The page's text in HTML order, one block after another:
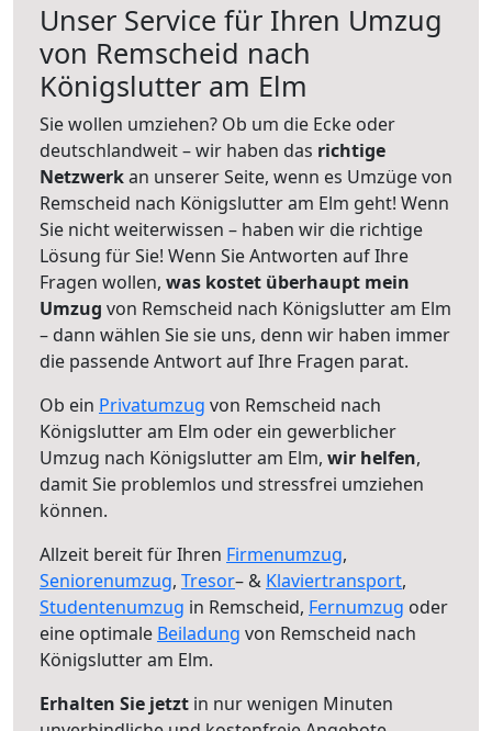
Unser Service für Ihren Umzug
von Remscheid nach
Königslutter am Elm
Sie wollen umziehen? Ob um die Ecke oder
deutschlandweit – wir haben das richtige
Netzwerkan unserer Seite, wenn es Umzüge von
Remscheid nach Königslutter am Elm geht! Wenn
Sie nicht weiterwissen – haben wir die richtige
Lösung für Sie! Wenn Sie Antworten auf Ihre
Fragen wollen, was kostet überhaupt mein
Umzug von Remscheid nach Königslutter am Elm
– dann wählen Sie sie uns, denn wir haben immer
die passende Antwort auf Ihre Fragen parat.
Ob ein Privatumzug von Remscheid nach
Königslutter am Elm oder ein gewerblicher
Umzug nach Königslutter am Elm, wir helfen,
damit Sie problemlos und stressfrei umziehen
können.
Allzeit bereit für Ihren Firmenumzug,
Seniorenumzug, Tresor– & Klaviertransport,
Studentenumzug in Remscheid, Fernumzug oder
eine optimale Beiladung von Remscheid nach
Königslutter am Elm.
Erhalten Sie jetzt in nur wenigen Minuten